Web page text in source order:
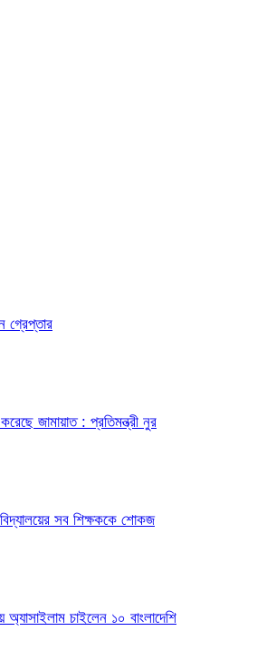
গ্রেপ্তার
জামায়াত : প্রতিমন্ত্রী নুর
সব শিক্ষককে শোকজ
অ্যাসাইলাম চাইলেন ১০ বাংলাদেশি